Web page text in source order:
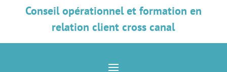
Conseil opérationnel et formation en
relation client cross canal